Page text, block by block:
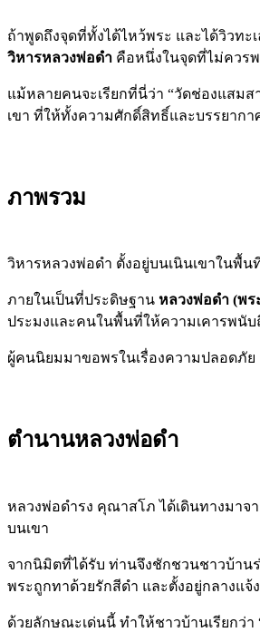
ถ้าพูดถึงจุดที่ทั้งได้ไหว้พระ และได้วิวทะ
วิหารหลวงพ่อดำ คือหนึ่งในจุดที่ไม่ควร
แม้หลายคนจะเรียกที่นี่ว่า “วัดช่องแสมส
เขา ที่ให้ทั้งความศักดิ์สิทธิ์และบรรยากา
ภาพรวม
วิหารหลวงพ่อดำ ตั้งอยู่บนเนินเขาในพื้
ภายในเป็นที่ประดิษฐาน หลวงพ่อดำ (พ
ประมงและคนในพื้นที่ให้ความเคารพนับ
ผู้คนนิยมมาขอพรในเรื่องความปลอดภัย
ตำนานหลวงพ่อดำ
หลวงพ่อดำรง คุณาสโภ ได้เดินทางมาจ
บนเขา
จากนิมิตที่ได้รับ ท่านจึงชักชวนชาวบ้าน
พระถูกทาด้วยรักสีดำ และตั้งอยู่กลางแจ้ง
ด้วยลักษณะเด่นนี้ ทำให้ชาวบ้านเรียกว่